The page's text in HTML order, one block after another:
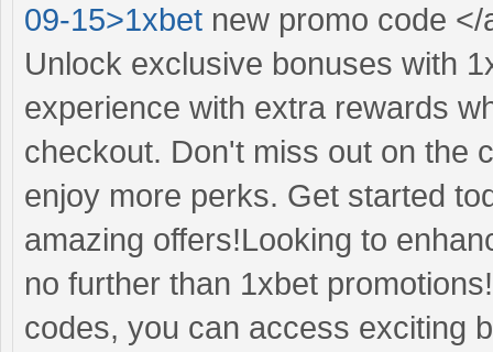
09-15>1xbet new promo code </
Unlock exclusive bonuses with
experience with extra rewards
checkout. Don't miss out on the
enjoy more perks. Get started
amazing offers!Looking to
no further than 1xbet
codes, you can access exciting